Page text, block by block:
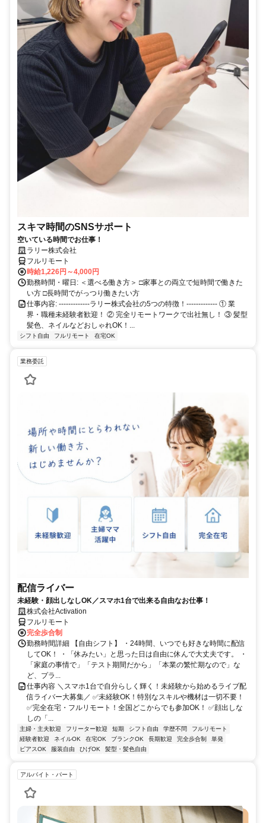
スキマ時間のSNSサポート
空いている時間でお仕事！
ラリー株式会社
フルリモート
時給1,226円～4,000円
勤務時間・曜日: ＜選べる働き方＞ □家事との両立で短時間で働きた
い方 □長時間でがっつり働きたい方
仕事内容: -------------ラリー株式会社の5つの特徴！------------- ① 業
界・職種未経験者歓迎！ ② 完全リモートワークで出社無し！ ③ 髪型
髪色、ネイルなどおしゃれOK！...
シフト自由 フルリモート 在宅OK
業務委託
配信ライバー
未経験・顔出しなしOK／スマホ1台で出来る自由なお仕事！
株式会社Activation
フルリモート
完全歩合制
勤務時間詳細 【自由シフト】 ・24時間、いつでも好きな時間に配信
してOK！ ・「休みたい」と思った日は自由に休んで大丈夫です。 ・
「家庭の事情で」「テスト期間だから」「本業の繁忙期なので」な
ど、プラ...
仕事内容 ＼スマホ1台で自分らしく輝く！未経験から始めるライブ配
信ライバー大募集／ ✅未経験OK！特別なスキルや機材は一切不要！
✅完全在宅・フルリモート！全国どこからでも参加OK！ ✅顔出しな
しの「...
主婦・主夫歓迎 フリーター歓迎 短期 シフト自由 学歴不問
フルリモート
経験者歓迎
ネイルOK 在宅OK ブランクOK 長期歓迎 完全歩合制
単発
ピアスOK
服装自由 ひげOK 髪型・髪色自由
アルバイト・パート